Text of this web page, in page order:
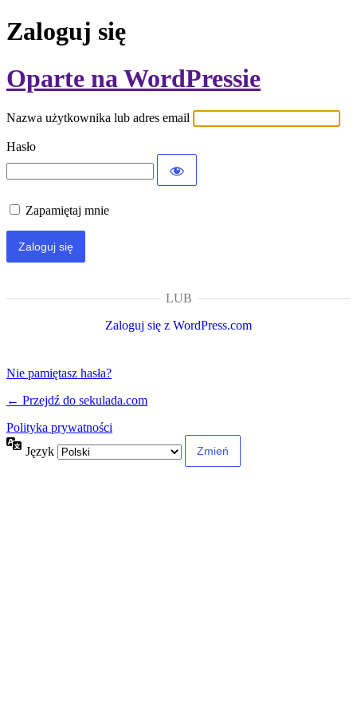
Zaloguj się
Oparte na WordPressie
Nazwa użytkownika lub adres email
Hasło
Zapamiętaj mnie
LUB
Zaloguj się z WordPress.com
Nie pamiętasz hasła?
← Przejdź do sekulada.com
Polityka prywatności
Język